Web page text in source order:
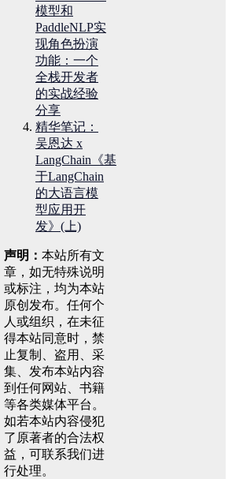
模型和
PaddleNLP实
现角色扮演
功能：一个
全栈开发者
的实战经验
分享
精华笔记：
吴恩达 x
LangChain《基
于LangChain
的大语言模
型应用开
发》(上)
声明： 本站所有文
章，如无特殊说明
或标注，均为本站
原创发布。任何个
人或组织，在未征
得本站同意时，禁
止复制、盗用、采
集、发布本站内容
到任何网站、书籍
等各类媒体平台。
如若本站内容侵犯
了原著者的合法权
益，可联系我们进
行处理。